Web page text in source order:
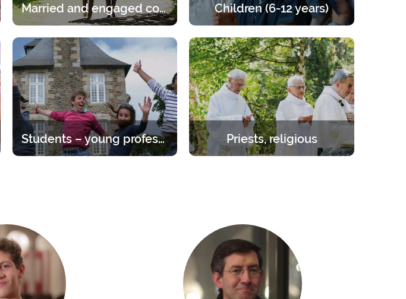
Married and engaged couples
Lord. A 2-day break for couples to
discern, talk and pray.
Children (6-12 years)
years old. A programme that offers
the right balance of prayer, teaching,
games and activities.
Students – young professionals Priests, religious